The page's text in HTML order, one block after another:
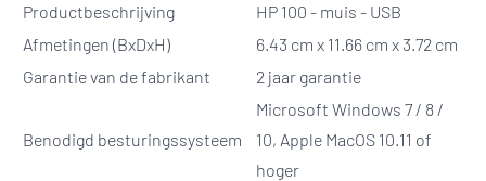
Productbeschrijving
HP 100 - muis - USB
Afmetingen (BxDxH)
6.43 cm x 11.66 cm x 3.72 cm
Garantie van de fabrikant
2 jaar garantie
Benodigd besturingssysteem
Microsoft Windows 7 / 8 /
10, Apple MacOS 10.11 of
hoger